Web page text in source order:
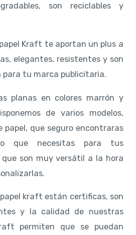
son reciclables y
Kraft te aportan un plus a
elegantes, resistentes y son
tu marca publicitaria.
planas en colores marrón y
de varios modelos,
papel, que seguro encontraras
que necesitas para tus
son muy versátil a la hora
kraft están certificas, son
y la calidad de nuestras
permiten que se puedan